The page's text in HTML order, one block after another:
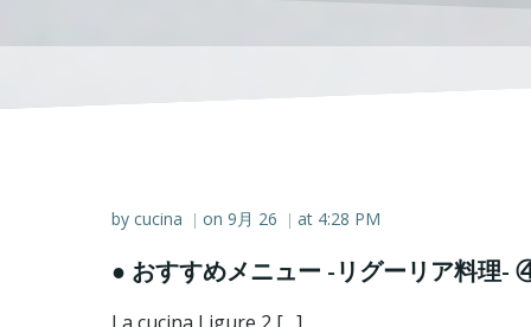
by cucina | on 9月 26 | at 4:28 PM
● おすすめメニュー -リグーリア料理-